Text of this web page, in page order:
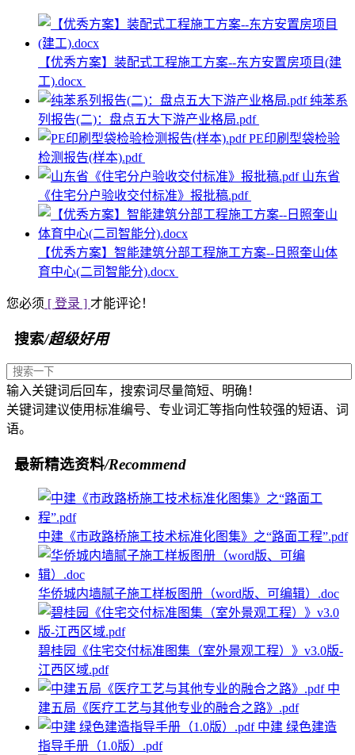
【优秀方案】装配式工程施工方案--东方安置房项目(建
工).docx
纯苯系
列报告(二)：盘点五大下游产业格局.pdf
PE印刷型袋检验
检测报告(样本).pdf
山东省
《住宅分户验收交付标准》报批稿.pdf
【优秀方案】智能建筑分部工程施工方案--日照奎山体
育中心(二司智能分).docx
您必须 [ 登录 ] 才能评论！
搜索/超级好用
输入关键词后回车，搜索词尽量简短、明确！
关键词建议使用标准编号、专业词汇等指向性较强的短语、词
语。
最新精选资料/Recommend
中建《市政路桥施工技术标准化图集》之“路面工程”.pdf
华侨城内墙腻子施工样板图册（word版、可编辑）.doc
碧桂园《住宅交付标准图集（室外景观工程）》v3.0版-
江西区域.pdf
中
建五局《医疗工艺与其他专业的融合之路》.pdf
中建 绿色建造
指导手册（1.0版）.pdf